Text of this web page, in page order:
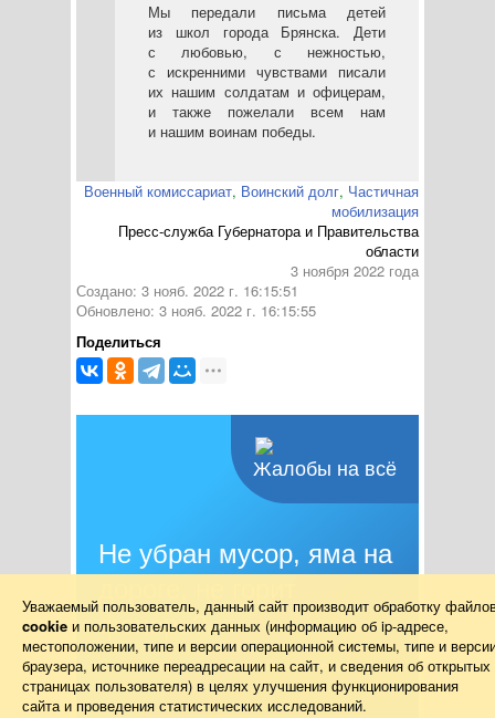
Мы передали письма детей
из школ города Брянска. Дети
с любовью, с нежностью,
с искренними чувствами писали
их нашим солдатам и офицерам,
и также пожелали всем нам
и нашим воинам победы.
Военный комиссариат, Воинский долг, Частичная
мобилизация
Пресс-служба Губернатора и Правительства
области
3 ноября 2022 года
Создано: 3 нояб. 2022 г. 16:15:51
Обновлено: 3 нояб. 2022 г. 16:15:55
Поделиться
Жалобы на всё
Не убран мусор, яма на
фонарь?
Столкнулись с проблемой — сообщите о
ней!
Уважаемый пользователь, данный сайт производит обработку
cookie и пользовательских данных (информацию об ip-адресе,
местоположении, типе и версии операционной системы, типе и
браузера, источнике переадресации на сайт, и сведения об открытых
страницах пользователя) в целях улучшения функционирования
сайта и проведения статистических исследований.